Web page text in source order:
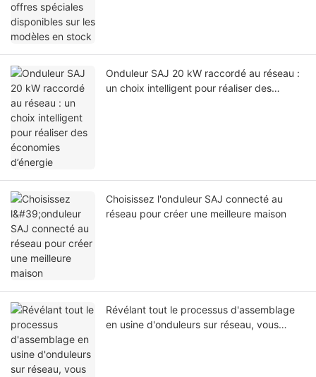
Onduleur SAJ 20 kW raccordé au réseau :
un choix intelligent pour réaliser des
Choisissez l'onduleur SAJ connecté au
réseau pour créer une meilleure maison
Révélant tout le processus d'assemblage
en usine d'onduleurs sur réseau, vous